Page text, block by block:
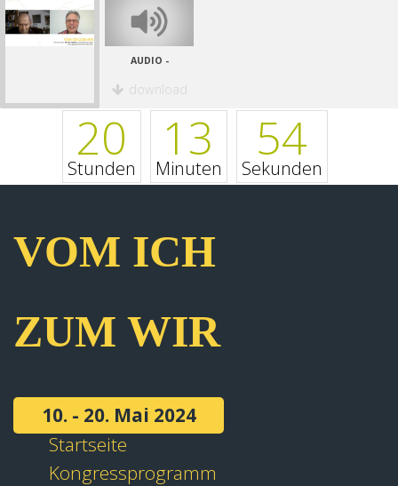
AUDIO -
download
20
Stunden
13
Minuten
54
Sekunden
VOM ICH
ZUM WIR
10. - 20. Mai 2024
Startseite
Kongressprogramm